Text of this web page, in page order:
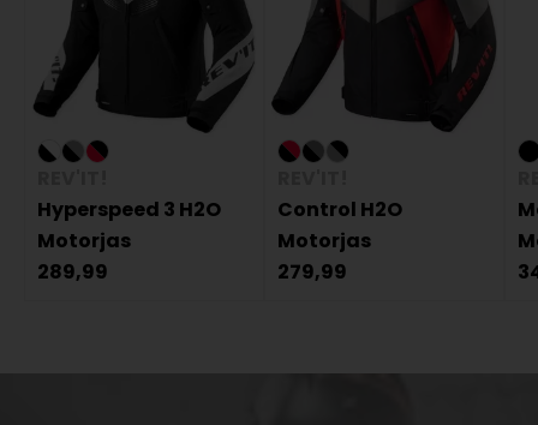
Hyperspeed 3 H2O
Motorjas
289,99
Control H2O
Motorjas
279,99